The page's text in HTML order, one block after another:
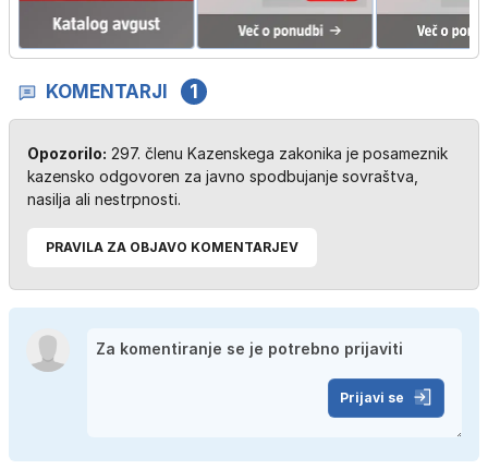
KOMENTARJI 1
Opozorilo: 297. členu Kazenskega zakonika je posameznik
kazensko odgovoren za javno spodbujanje sovraštva,
nasilja ali nestrpnosti.
PRAVILA ZA OBJAVO KOMENTARJEV
Prijavi se